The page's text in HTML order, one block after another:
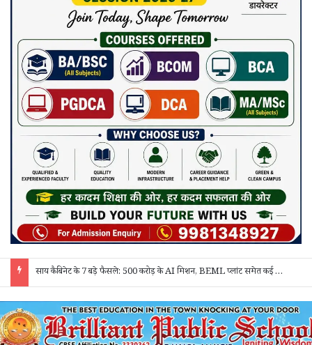
साय कैबिनेट के 7 बड़े फैसले: 500 करोड़ के AI मिशन, BEML प्लांट समेत कई अहम प्रस्तावों को मंजूरी